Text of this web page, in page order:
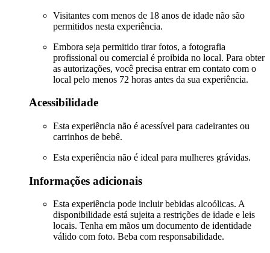
Visitantes com menos de 18 anos de idade não são
permitidos nesta experiência.
Embora seja permitido tirar fotos, a fotografia
profissional ou comercial é proibida no local. Para obter
as autorizações, você precisa entrar em contato com o
local pelo menos 72 horas antes da sua experiência.
Acessibilidade
Esta experiência não é acessível para cadeirantes ou
carrinhos de bebê.
Esta experiência não é ideal para mulheres grávidas.
Informações adicionais
Esta experiência pode incluir bebidas alcoólicas. A
disponibilidade está sujeita a restrições de idade e leis
locais. Tenha em mãos um documento de identidade
válido com foto. Beba com responsabilidade.